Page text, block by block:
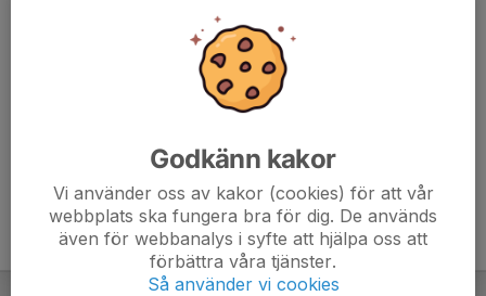
Godkänn kakor
Vi använder oss av kakor (cookies) för att vår
webbplats ska fungera bra för dig. De används
även för webbanalys i syfte att hjälpa oss att
förbättra våra tjänster.
Så använder vi cookies